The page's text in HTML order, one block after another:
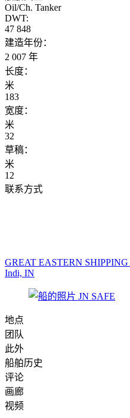
Oil/Ch. Tanker
DWT:
47 848
建造年份：
2 007 年
长度：
米
183
宽度：
米
32
草稿：
米
12
联系方式
GREAT EASTERN
Indi, IN
地点
团队
此外
船舶历史
评论
画廊
视频